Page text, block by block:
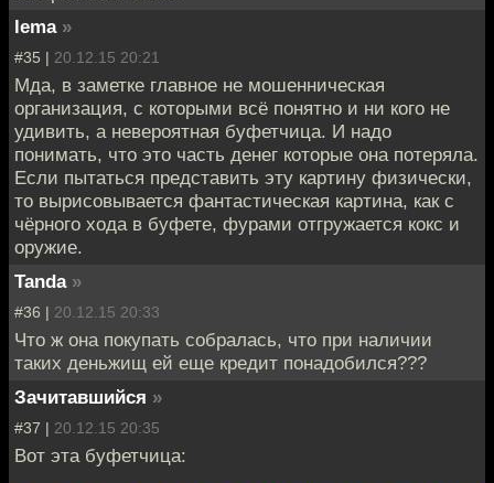
lema »
#35 | 20.12.15 20:21
Мда, в заметке главное не мошенническая
организация, с которыми всё понятно и ни кого не
удивить, а невероятная буфетчица. И надо
понимать, что это часть денег которые она потеряла.
Если пытаться представить эту картину физически,
то вырисовывается фантастическая картина, как с
чёрного хода в буфете, фурами отгружается кокс и
оружие.
Tanda »
#36 | 20.12.15 20:33
Что ж она покупать собралась, что при наличии
таких деньжищ ей еще кредит понадобился???
Зачитавшийся »
#37 | 20.12.15 20:35
Вот эта буфетчица: